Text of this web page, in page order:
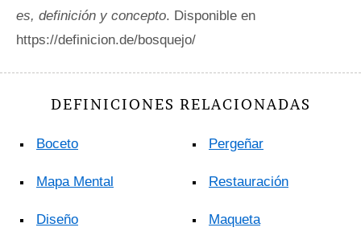
es, definición y concepto. Disponible en
https://definicion.de/bosquejo/
DEFINICIONES RELACIONADAS
Boceto
Mapa Mental
Diseño
Pergeñar
Restauración
Maqueta